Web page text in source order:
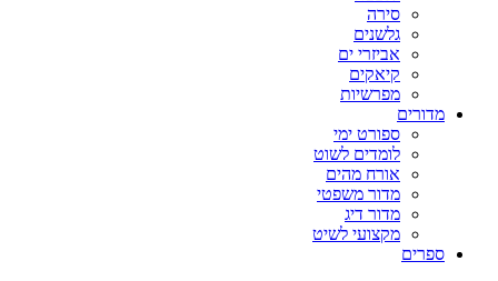
סירה
גלשנים
אביזרי ים
קיאקים
מפרשיות
מדורים
ספורט ימי
לומדים לשוט
אורח מהים
מדור משפטי
מדור דיג
מקצועי לשיט
ספרים